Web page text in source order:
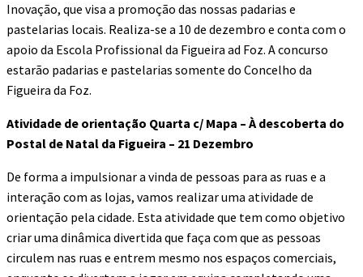
Inovação, que visa a promoção das nossas padarias e
pastelarias locais. Realiza-se a 10 de dezembro e conta com o
apoio da Escola Profissional da Figueira ad Foz. A concurso
estarão padarias e pastelarias somente do Concelho da
Figueira da Foz.
Atividade de orientação Quarta c/ Mapa – À descoberta do
Postal de Natal da Figueira – 21 Dezembro
De forma a impulsionar a vinda de pessoas para as ruas e a
interação com as lojas, vamos realizar uma atividade de
orientação pela cidade. Esta atividade que tem como objetivo
criar uma dinâmica divertida que faça com que as pessoas
circulem nas ruas e entrem mesmo nos espaços comerciais,